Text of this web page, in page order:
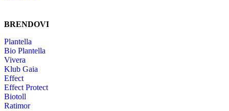
BRENDOVI
Plantella
Bio Plantella
Vivera
Klub Gaia
Effect
Effect Protect
Biotoll
Ratimor